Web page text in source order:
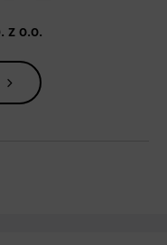
z o.o.